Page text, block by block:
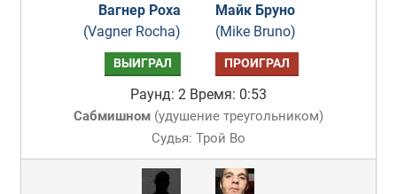
Вагнер Роха
(Vagner Rocha)
Майк Бруно
(Mike Bruno)
ВЫИГРАЛ ПРОИГРАЛ
Раунд: 2 Время: 0:53
Сабмишном(удушение треугольником)
Судья: Трой Во